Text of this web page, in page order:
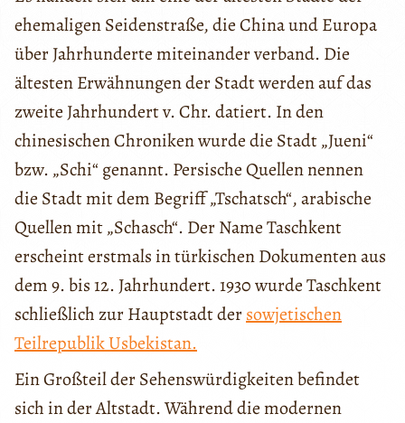
ehemaligen Seidenstraße, die China und Europa
über Jahrhunderte miteinander verband. Die
ältesten Erwähnungen der Stadt werden auf das
zweite Jahrhundert v. Chr. datiert. In den
chinesischen Chroniken wurde die Stadt „Jueni“
bzw. „Schi“ genannt. Persische Quellen nennen
die Stadt mit dem Begriff „Tschatsch“, arabische
Quellen mit „Schasch“. Der Name Taschkent
erscheint erstmals in türkischen Dokumenten aus
dem 9. bis 12. Jahrhundert. 1930 wurde Taschkent
schließlich zur Hauptstadt dersowjetischen
Teilrepublik Usbekistan.
Ein Großteil der Sehenswürdigkeiten befindet
sich in der Altstadt. Während die modernen